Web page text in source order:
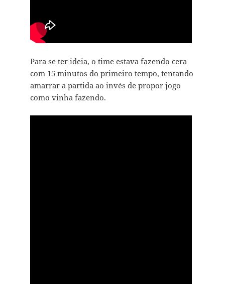
Para se ter ideia, o time estava fazendo cera
com 15 minutos do primeiro tempo, tentando
amarrar a partida ao invés de propor jogo
como vinha fazendo.